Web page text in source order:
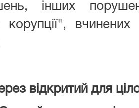
інших
корупції", вчинених
відкритий для